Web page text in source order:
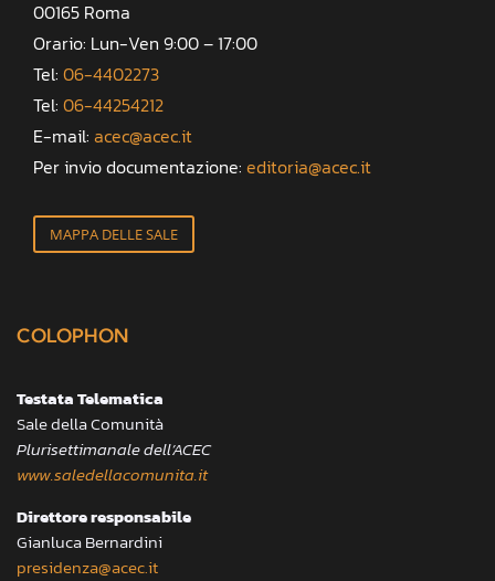
00165 Roma
Orario: Lun-Ven 9:00 – 17:00
Tel: 06-4402273
Tel: 06-44254212
E-mail: acec@acec.it
Per invio documentazione: editoria@acec.it
MAPPA DELLE SALE
COLOPHON
Testata Telematica
Sale della Comunità
Plurisettimanale dell’ACEC
www.saledellacomunita.it
Direttore responsabile
Gianluca Bernardini
presidenza@acec.it